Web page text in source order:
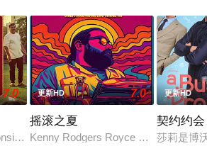
7.0
of consecutive events following the
更新HD 7.0
摇滚之夏
Kenny Rodgers Royce honors his
更新HD
契约约会
莎莉是博